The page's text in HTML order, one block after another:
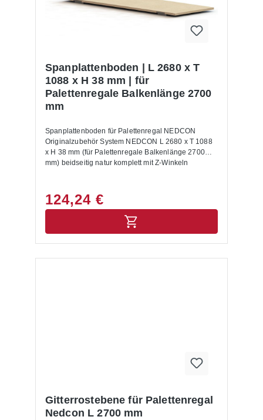
Warenkorb dazu. Lieferumfang: In der Lieferung
des Palettenregals sind folgende Artikel zusätzlich
drin enthalten:- Bodenanker- Unterlegbleche-
Abmessungen 1200 x 800 mm geeignet. Für andere
Paletten Maße setzen Sie sich bitte mit uns in
Verbindung.Alle Lastangaben gelten bei einer
Fachhöhe von 1200 mm sowie für eine gleichmäßig
verteilte Last. Die Palettenregale sind nicht zur
Anlieferung erfolgt zerlegt mit Aufbauanleitung.
Spanplattenboden | L 2680 x T
1088 x H 38 mm | für
Palettenregale Balkenlänge 2700
mm
Spanplattenboden für Palettenregal NEDCON
Originalzubehör System NEDCON L 2680 x T 1088
x H 38 mm (für Palettenregale Balkenlänge 2700
mm) beidseitig natur komplett mit Z-Winkeln
124,24 €
Gitterrostebene für Palettenregal
Nedcon L 2700 mm